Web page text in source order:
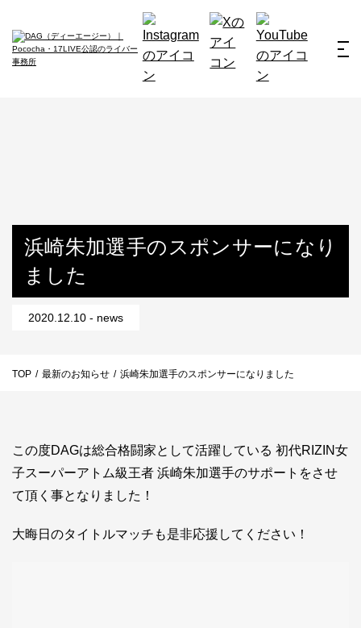
所属ライバー
インタビュー
メディア
お問い合わせ
浜崎朱加選手のスポンサーになり
ました
2020.12.10 - news
TOP / 最新のお知らせ / 浜崎朱加選手のスポンサーになりました
この度DAGは総合格闘家として活躍している 初代RIZIN女
子スーパーアトム級王者 浜崎朱加選手のサポートをさせ
て頂く事となりました！
大晦日のタイトルマッチも是非応援してください！